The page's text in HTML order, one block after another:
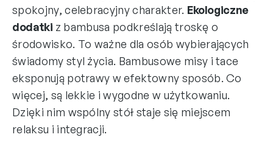
spokojny, celebracyjny charakter. Ekologiczne
dodatki z bambusa podkreślają troskę o
środowisko. To ważne dla osób wybierających
świadomy styl życia. Bambusowe misy i tace
eksponują potrawy w efektowny sposób. Co
więcej, są lekkie i wygodne w użytkowaniu.
Dzięki nim wspólny stół staje się miejscem
relaksu i integracji.